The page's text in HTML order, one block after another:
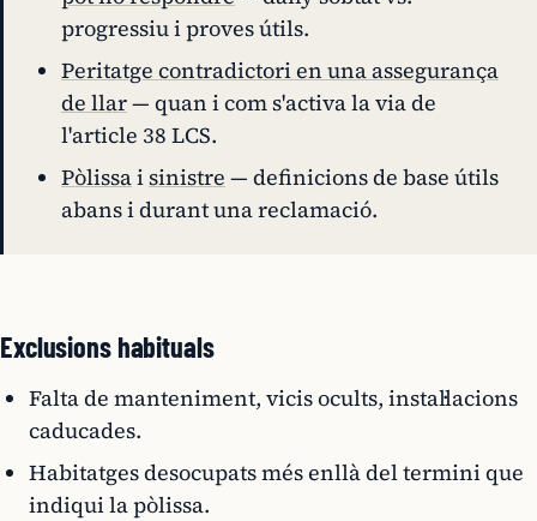
progressiu i proves útils.
Peritatge contradictori en una assegurança
de llar— quan i com s'activa la via de
l'article 38 LCS.
Pòlissaisinistre — definicions de base útils
abans i durant una reclamació.
Exclusions habituals
Falta de manteniment, vicis ocults, instal·lacions
caducades.
Habitatges desocupats més enllà del termini que
indiqui la pòlissa.